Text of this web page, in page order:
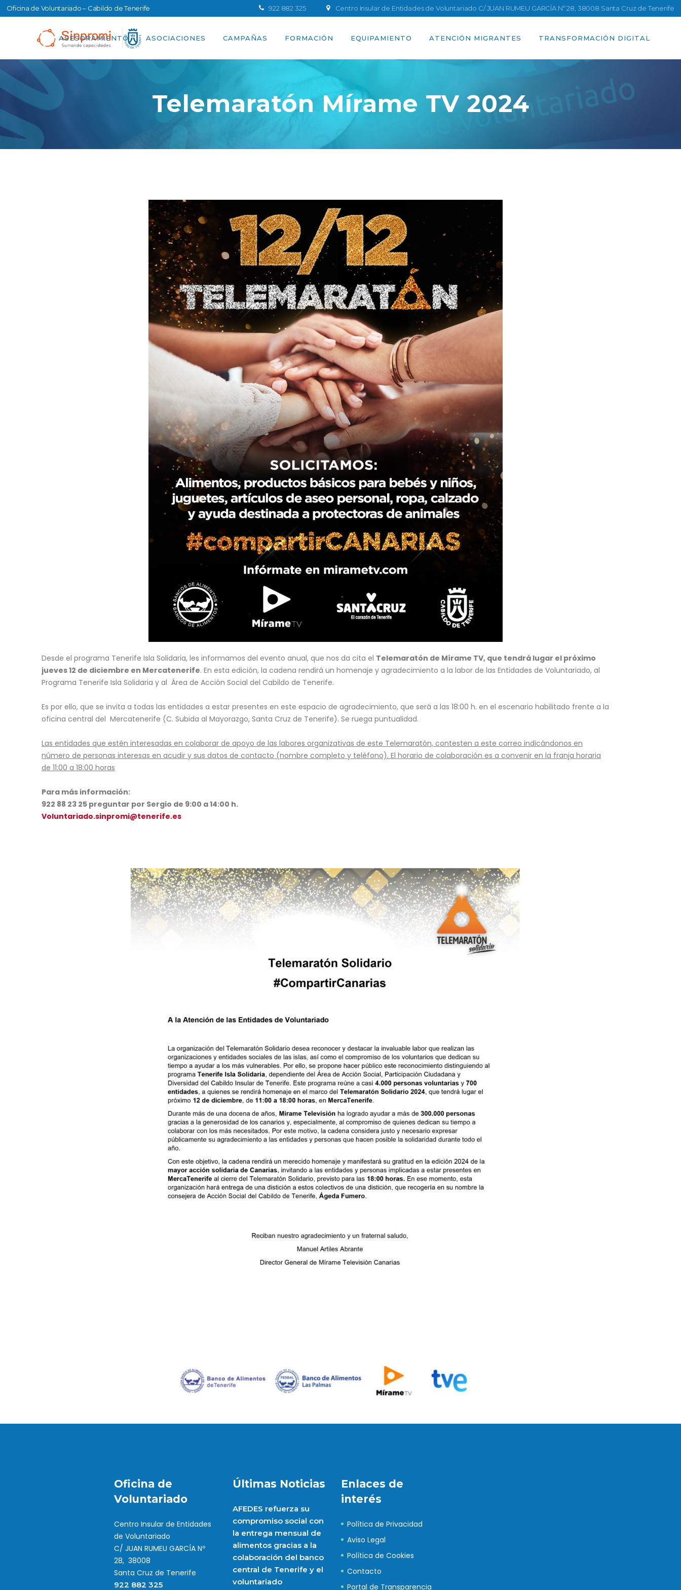
Oficina de Voluntariado – Cabildo de Tenerife 922 882 325 Centro Insular de Entidades de Voluntariado C/ JUAN RUMEU GARCÍA Nº 28, 38008 Santa Cruz de Tenerife
ASESORAMIENTO ASOCIACIONES CAMPAÑAS FORMACIÓN EQUIPAMIENTO ATENCIÓN MIGRANTES TRANSFORMACIÓN DIGITAL
Telemaratón Mírame TV 2024
Desde el programa Tenerife Isla Solidaria, les informamos del evento anual, que nos da cita el Telemaratón de Mírame TV, que tendrá lugar el próximo
jueves 12 de diciembre en Mercatenerife. En esta edición, la cadena rendirá un homenaje y agradecimiento a la labor de las Entidades de Voluntariado, al
Programa Tenerife Isla Solidaria y al Área de Acción Social del Cabildo de Tenerife.
Es por ello, que se invita a todas las entidades a estar presentes en este espacio de agradecimiento, que será a las 18:00 h. en el escenario habilitado frente a la
oficina central del Mercatenerife (C. Subida al Mayorazgo, Santa Cruz de Tenerife). Se ruega puntualidad.
Las entidades que estén interesadas en colaborar de apoyo de las labores organizativas de este Telemaratón, contesten a este correo indicándonos en
número de personas interesas en acudir y sus datos de contacto (nombre completo y teléfono). El horario de colaboración es a convenir en la franja horaria
de 11:00 a 18:00 horas
Para más información:
922 88 23 25 preguntar por Sergio de 9:00 a 14:00 h.
Voluntariado.sinpromi@tenerife.es
Oficina de
Voluntariado
Centro Insular de Entidades
de Voluntariado
C/ JUAN RUMEU GARCÍA Nº
28, 38008
Santa Cruz de Tenerife
922 882 325
Últimas Noticias
AFEDES refuerza su
compromiso social con
la entrega mensual de
alimentos gracias a la
colaboración del banco
central de Tenerife y el
voluntariado
Enlaces de
interés
Política de Privacidad
Aviso Legal
Política de Cookies
Contacto
Portal de Transparencia